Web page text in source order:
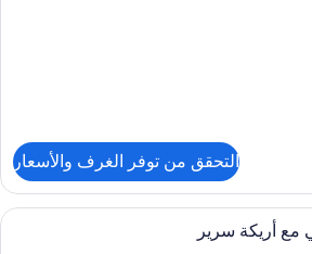
التحقق من توفر الغرف والأسعار
ملاءات من القطن المصري وأغطية
مع أريكة سرير